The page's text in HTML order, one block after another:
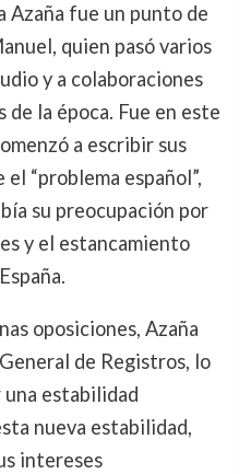
Azaña fue un punto de
quien pasó varios
y a colaboraciones
de la época. Fue en este
a escribir sus
“problema español”,
su preocupación por
y el estancamiento
oposiciones, Azaña
de Registros, lo
estabilidad
nueva estabilidad,
intereses